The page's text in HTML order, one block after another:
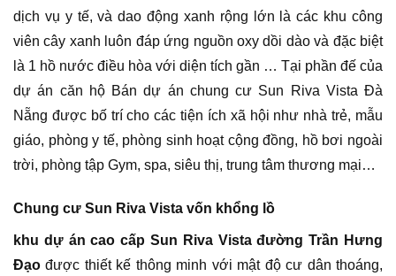
dịch vụ y tế, và dao động xanh rộng lớn là các khu công
viên cây xanh luôn đáp ứng nguồn oxy dồi dào và đặc biệt
là 1 hồ nước điều hòa với diện tích gần … Tại phần đế của
dự án căn hộ Bán dự án chung cư Sun Riva Vista Đà
Nẵng được bố trí cho các tiện ích xã hội như nhà trẻ, mẫu
giáo, phòng y tế, phòng sinh hoạt cộng đồng, hồ bơi ngoài
trời, phòng tập Gym, spa, siêu thị, trung tâm thương mại…
Chung cư Sun Riva Vista vốn khổng lồ
khu dự án cao cấp Sun Riva Vista đường Trần Hưng
Đạo được thiết kế thông minh với mật độ cư dân thoáng,